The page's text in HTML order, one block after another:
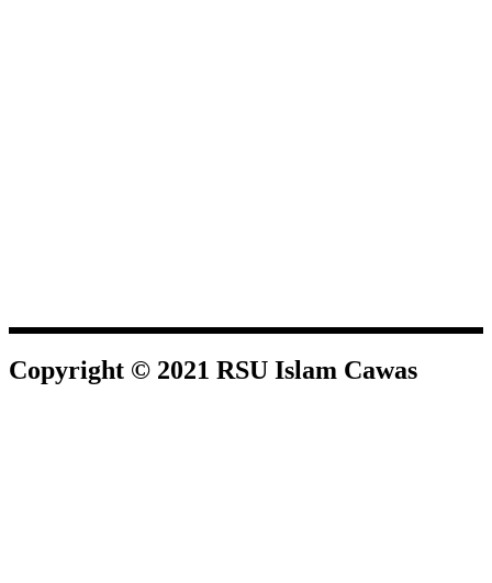
Copyright © 2021 RSU Islam Cawas